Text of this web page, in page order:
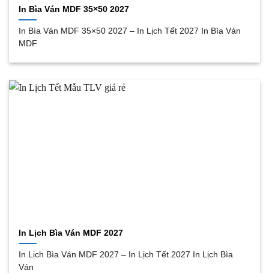
In Bìa Ván MDF 35×50 2027
In Bìa Ván MDF 35×50 2027 – In Lịch Tết 2027 In Bìa Ván
MDF
In Lịch Bìa Ván MDF 2027
In Lịch Bìa Ván MDF 2027 – In Lịch Tết 2027 In Lịch Bìa
Ván